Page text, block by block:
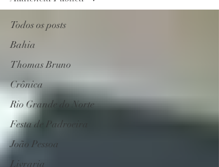
Todos os posts
Bahia
Thomas Bruno
Crônica
Rio Grande do Norte
Festa de Padroeira
João Pessoa
Livraria